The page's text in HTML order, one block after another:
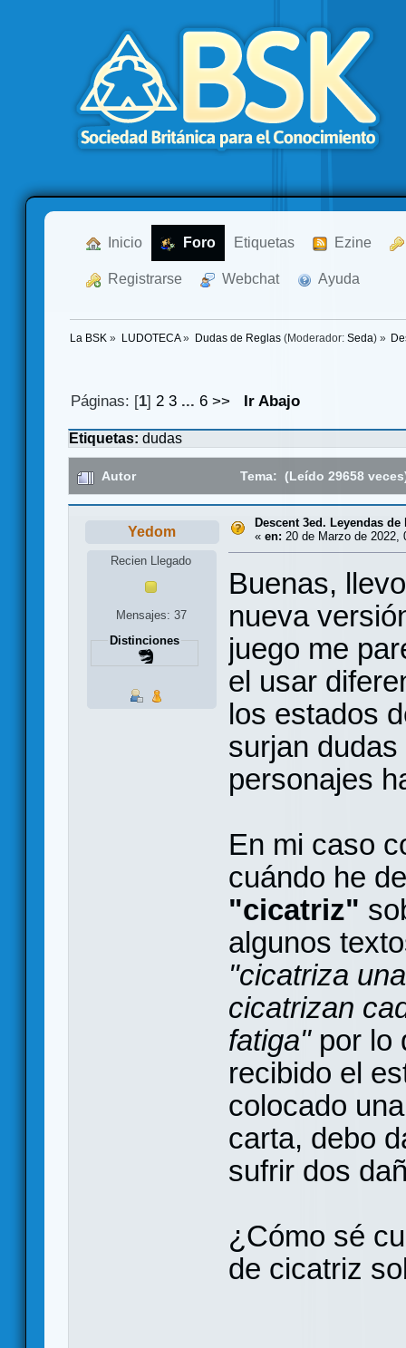
Inicio Foro Etiquetas Ezine
Registrarse Webchat Ayuda
La BSK » LUDOTECA» Dudas de Reglas(Moderador: Seda) »
Páginas: [1]2 3 ...6 >> Ir Abajo
Etiquetas: dudas
Autor Tema: (Leído 29658
Yedom
Recien Llegado
Mensajes: 37
Distinciones
Descent 3ed. Leyendas
« en: 20 de Marzo de 2022,
Buenas,
nueva
juego me
el usar
los estados
surjan
personajes
En mi caso
cuándo he
"cicatriz"
algunos
"cicatriza
cicatrizan
fatiga" por lo
recibido el
colocado
carta, debo
sufrir dos
¿Cómo sé
de cicatriz